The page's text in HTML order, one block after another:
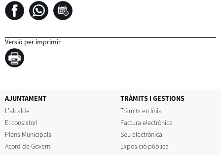
Versió per imprimir
AJUNTAMENT
L'alcalde
El consistori
Plens Municipals
Acord de Govern
TRÀMITS I GESTIONS
Tràmits en línia
Factura electrònica
Seu electrònica
Exposició pública